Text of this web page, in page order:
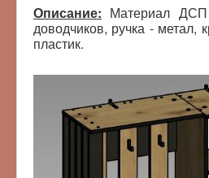
Описание: Материал
доводчиков, ручка - метал,
пластик.